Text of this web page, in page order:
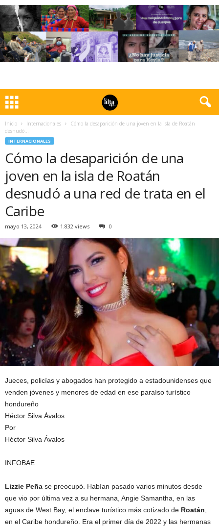
Inicio Internacionales
Cómo la desaparición de una joven en la isla de Roatán
desnudó...
INTERNACIONALES
Cómo la desaparición de una
joven en la isla de Roatán
desnudó a una red de trata en el
Caribe
mayo 13, 2024 1.832 views 0
Jueces, policías y abogados han protegido a estadounidenses que
venden jóvenes y menores de edad en ese paraíso turístico
hondureño
Héctor Silva Ávalos
Por
Héctor Silva Ávalos
INFOBAE
Lizzie Peña se preocupó. Habían pasado varios minutos desde
que vio por última vez a su hermana, Angie Samantha, en las
aguas de West Bay, el enclave turístico más cotizado de Roatán
en el Caribe hondureño. Era el primer día de 2022 y las hermanas